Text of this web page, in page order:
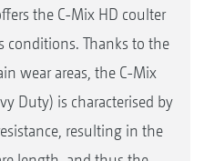
the C-Mix HD coulter
conditions. Thanks to the
wear areas, the C-Mix
Duty) is characterised by
resulting in the